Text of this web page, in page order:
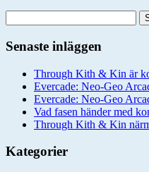
efter:
Senaste inläggen
Through Kith & Kin är
Evercade: Neo-Geo
Evercade: Neo-Geo
Vad fasen händer med
Through Kith & Kin
Kategorier